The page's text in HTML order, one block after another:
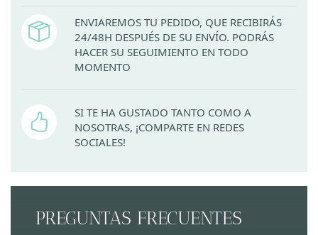
ENVIAREMOS TU PEDIDO, QUE RECIBIRÁS
24/48H DESPUÉS DE SU ENVÍO. PODRÁS
HACER SU SEGUIMIENTO EN TODO
MOMENTO
SI TE HA GUSTADO TANTO COMO A
NOSOTRAS, ¡COMPARTE EN REDES
SOCIALES!
PREGUNTAS FRECUENTES